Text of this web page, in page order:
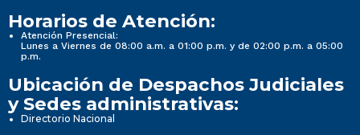
Horarios de Atención:
Atención Presencial:
Lunes a Viernes de 08:00 a.m. a 01:00 p.m. y de 02:00 p.m. a 05:00
p.m.
Ubicación de Despachos Judiciales
y Sedes administrativas:
Directorio Nacional